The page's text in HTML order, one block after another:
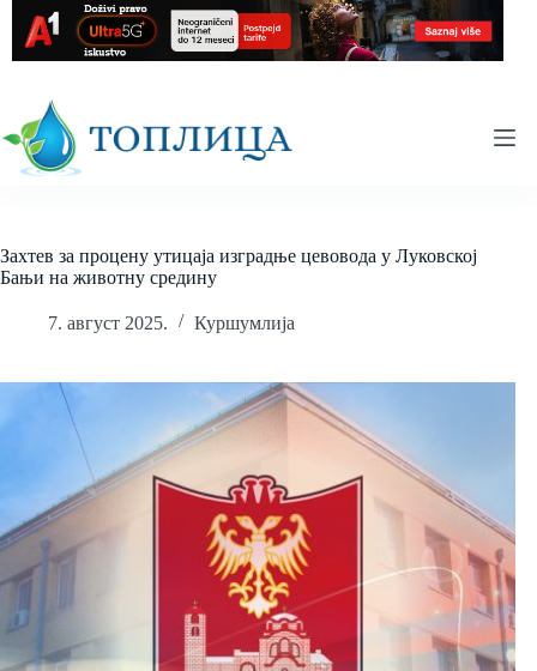
content
Захтев за процену утицаја изградње цевовода у Луковској
Бањи на животну средину
7. август 2025. Куршумлија